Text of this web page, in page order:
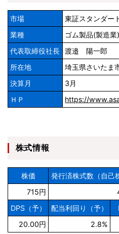
市場
東証スタンダー
業種
ゴム製品(製造業)
代表取締役社長
渡邉 陽一郎
所在地
埼玉県さいたま
決算月
3月
ＨＰ
https://
株式情報
株価 発行済株式数（自己
715円
DPS（予）
配当利回り（予）
20.00円
2.8%